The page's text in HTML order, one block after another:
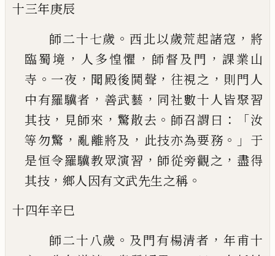
十三年庚辰
師二十七歲 。 西北以歲荒起諸寇 ， 將
臨蜀境 ， 人多惶懼 ， 師督及門 ， 課業山
寺 。 一夜 ， 聞殿後鬨聲 ， 往視之 ， 則門人
中有羅驥者 ， 善武藝 ， 同社數十人皆聚習
其技 ， 見師來 ， 驚散去 。 師召謂曰 ：「汝
等勿驚 ， 亂離將及 ， 此技亦為要務 。」 于
是恒令羅驥教眾演習 ， 師從旁觀之 ， 盡得
其技 ， 鄉人因有文武先生之稱 。
十四年辛巳
師二十八歲 。 及門有楊清者 ， 年甫十